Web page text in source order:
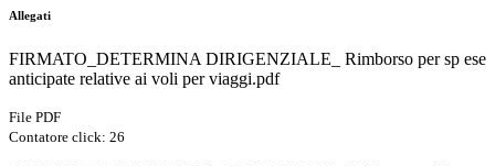
Allegati
FIRMATO_DETERMINA DIRIGENZIALE_ Rimborso per sp ese
anticipate relative ai voli per viaggi.pdf
File PDF
Contatore click: 26